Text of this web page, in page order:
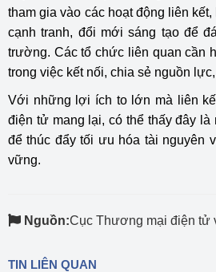
tham gia vào các hoạt động liên
cạnh tranh, đổi mới sáng tạo để
trường. Các tổ chức liên quan cần
trong việc kết nối, chia sẻ nguồn
Với những lợi ích to lớn mà liên
điện tử mang lại, có thể thấy đây là
để thúc đẩy tối ưu hóa tài nguyên
vững.
Nguồn:Cục Thương mại điện tử
TIN LIÊN QUAN